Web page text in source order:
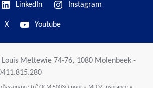
LinkedIn Instagram
X Youtube
Louis Mettewie 74-76, 1080 Molenbeek -